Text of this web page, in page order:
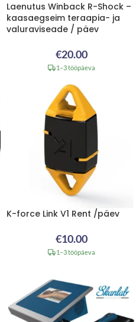
Laenutus Winback R-Shock –
kaasaegseim teraapia- ja
valuraviseade / päev
€20.00
1–3 tööpäeva
K-force Link V1 Rent /päev
€10.00
1–3 tööpäeva